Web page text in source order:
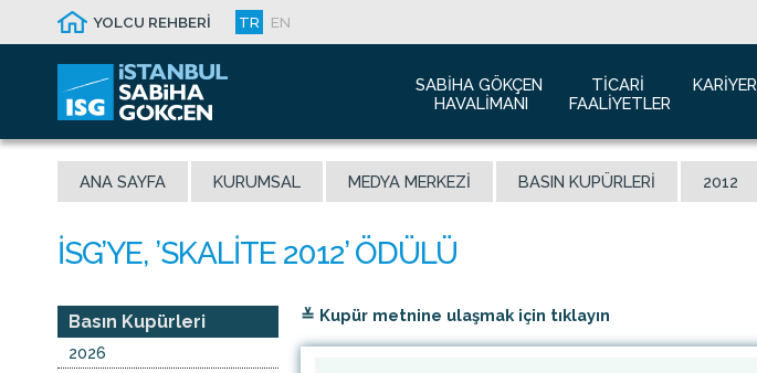
YOLCU REHBERİ TR EN
SABIHA GÖKÇEN
HAVALIMANI
Hakkımızda
Havalimanı Trafik Raporu
Ödüllerimiz
İletişim Bilgileri
Sabiha Gökçen Kimdir?
TICARI
FAALIYETLER
Havacılık Pazarlama
Reklam Fırsatları
Konferans Salonu
İhale Duyuruları
KARIYER
İş
İnsan
ANA SAYFA KURUMSAL MEDYA MERKEZI BASIN KUPÜRLERI 2012
≚ Kupür metnine ulaşmak için tıklayın
Basın Kupürleri
2026